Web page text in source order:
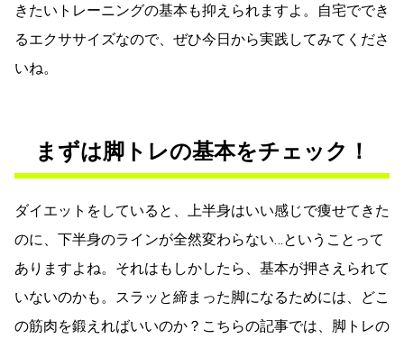
きたいトレーニングの基本も抑えられますよ。自宅ででき
るエクササイズなので、ぜひ今日から実践してみてくださ
いね。
まずは脚トレの基本をチェック！
ダイエットをしていると、上半身はいい感じで痩せてきた
のに、下半身のラインが全然変わらない…ということって
ありますよね。それはもしかしたら、基本が押さえられて
いないのかも。スラッと締まった脚になるためには、どこ
の筋肉を鍛えればいいのか？こちらの記事では、脚トレの